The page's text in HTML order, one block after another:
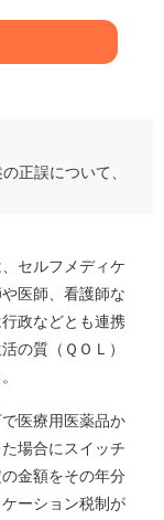
正誤について、
セルフメディケ
医師、看護師な
政などとも連携
の質（ＱＯＬ）
医療用医薬品か
場合にスイッチ
金額をその年分
ーション税制が